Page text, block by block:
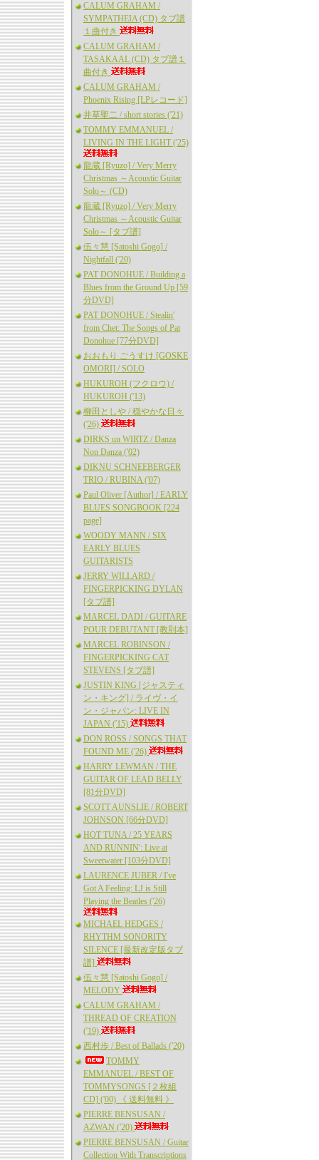
CALUM GRAHAM /
SYMPATHEIA (CD) タブ譜
１曲付き
CALUM GRAHAM /
TASAKAAL (CD) タブ譜１
曲付き
CALUM GRAHAM /
Phoenix Rising [LPレコード]
井草聖二 / short stories ('21)
TOMMY EMMANUEL /
LIVING IN THE LIGHT ('25)
龍蔵 [Ryuzo] / Very Merry
Christmas ～Acoustic Guitar
Solo～ (CD)
龍蔵 [Ryuzo] / Very Merry
Christmas ～Acoustic Guitar
Solo～ [タブ譜]
伍々慧 [Satoshi Gogo] /
Nightfall ('20)
PAT DONOHUE / Building a
Blues from the Ground Up [59
分DVD]
PAT DONOHUE / Stealin'
from Chet: The Songs of Pat
Donohue [77分DVD]
おおもり ごうすけ [GOSKE
OMORI] / SOLO
HUKUROH (フクロウ) /
HUKUROH ('13)
柳田としや / 穏やかな日々
('26)
DIRKS un WIRTZ / Danza
Non Danza ('02)
DIKNU SCHNEEBERGER
TRIO / RUBINA ('07)
Paul Oliver [Author] / EARLY
BLUES SONGBOOK [224
page]
WOODY MANN / SIX
EARLY BLUES
GUITARISTS
JERRY WILLARD /
FINGERPICKING DYLAN
[タブ譜]
MARCEL DADI / GUITARE
POUR DEBUTANT [教則本]
MARCEL ROBINSON /
FINGERPICKING CAT
STEVENS [タブ譜]
JUSTIN KING [ジャスティ
ン・キング] / ライヴ・イ
ン・ジャパン: LIVE IN
JAPAN ('15)
DON ROSS / SONGS THAT
FOUND ME ('26)
HARRY LEWMAN / THE
GUITAR OF LEAD BELLY
[81分DVD]
SCOTT AUNSLIE / ROBERT
JOHNSON [66分DVD]
HOT TUNA / 25 YEARS
AND RUNNIN': Live at
Sweetwater [103分DVD]
LAURENCE JUBER / I've
Got A Feeling: LJ is Still
Playing the Beatles ('26)
MICHAEL HEDGES /
RHYTHM SONORITY
SILENCE [最新改定版タブ
譜]
伍々慧 [Satoshi Gogo] /
MELODY
CALUM GRAHAM /
THREAD OF CREATION
('19)
西村歩 / Best of Ballads ('20)
TOMMY
EMMANUEL / BEST OF
TOMMYSONGS [２枚組
CD] ('00) 《 送料無料 》
PIERRE BENSUSAN /
AZWAN ('20)
PIERRE BENSUSAN / Guitar
Collection With Transcriptions